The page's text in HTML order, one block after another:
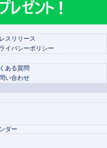
スリリース
イバシーポリシー
ある質問
い合わせ
ダー